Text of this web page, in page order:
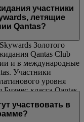
Данная
рейсах,
и на
авиакомпаний.
ограничения
воспользоваться
участники
летящие
Qantas?
Золотого
Qantas Club
и в международные
Участники
уровня
класса Qantas
в международные
участвовать в